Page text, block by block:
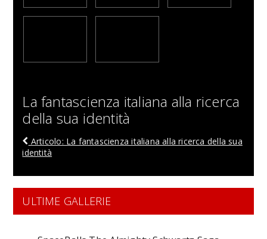
La fantascienza italiana alla ricerca
della sua identità
Articolo: La fantascienza italiana alla ricerca della sua
identità
ULTIME GALLERIE